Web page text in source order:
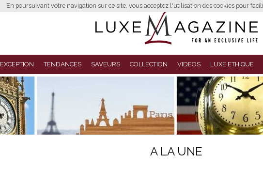
En poursuivant votre navigation sur ce site, vous acceptez l'utilisation des cookies pour
EXCEPTION TENDANCES SAVEURS COLLECTION VIDEOS LUXE ETHIQUE
A LA UNE